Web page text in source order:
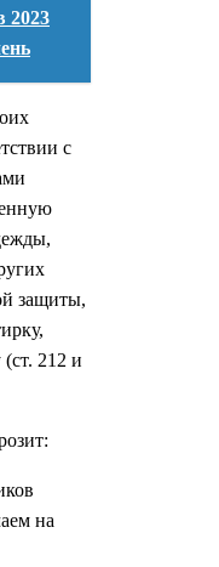
2023
с
защиты,
212 и
на